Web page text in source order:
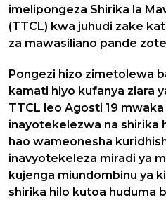
imelipongeza Shirika la
(TTCL) kwa juhudi zake
za mawasiliano pande
Pongezi hizo zimetolewa
kamati hiyo kufanya ziara
TTCL leo Agosti 19
inayotekelezwa na shirika
hao wameonesha
inavyotekeleza miradi ya
kujenga miundombinu ya
shirika hilo kutoa huduma